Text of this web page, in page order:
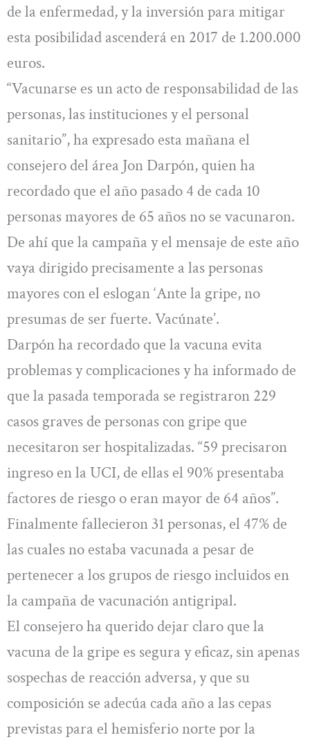
de la enfermedad, y la inversión para mitigar
esta posibilidad ascenderá en 2017 de 1.200.000
euros.
“Vacunarse es un acto de responsabilidad de las
personas, las instituciones y el personal
sanitario”, ha expresado esta mañana el
consejero del área Jon Darpón, quien ha
recordado que el año pasado 4 de cada 10
personas mayores de 65 años no se vacunaron.
De ahí que la campaña y el mensaje de este año
vaya dirigido precisamente a las personas
mayores con el eslogan ‘Ante la gripe, no
presumas de ser fuerte. Vacúnate’.
Darpón ha recordado que la vacuna evita
problemas y complicaciones y ha informado de
que la pasada temporada se registraron 229
casos graves de personas con gripe que
necesitaron ser hospitalizadas. “59 precisaron
ingreso en la UCI, de ellas el 90% presentaba
factores de riesgo o eran mayor de 64 años”.
Finalmente fallecieron 31 personas, el 47% de
las cuales no estaba vacunada a pesar de
pertenecer a los grupos de riesgo incluidos en
la campaña de vacunación antigripal.
El consejero ha querido dejar claro que la
vacuna de la gripe es segura y eficaz, sin apenas
sospechas de reacción adversa, y que su
composición se adecúa cada año a las cepas
previstas para el hemisferio norte por la